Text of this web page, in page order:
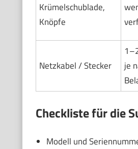
Krümelschublade,
Knöpfe
Netzkabel / Stecker
je
Checkliste für die
Modell und